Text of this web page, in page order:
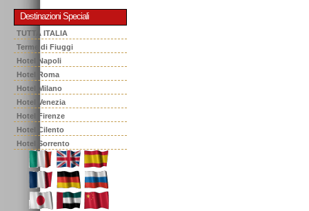
Destinazioni Speciali
TUTTA ITALIA
Terme di Fiuggi
Hotel Napoli
Hotel Roma
Hotel Milano
Hotel Venezia
Hotel Firenze
Hotel Cilento
Hotel Sorrento